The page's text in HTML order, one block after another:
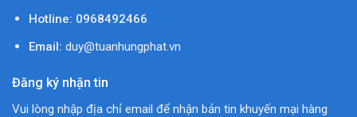
Hotline: 0968492466
Email: duy@tuanhungphat.vn
Đăng ký nhận tin
Vui lòng nhập địa chỉ email để nhận bản tin khuyến mại hàng